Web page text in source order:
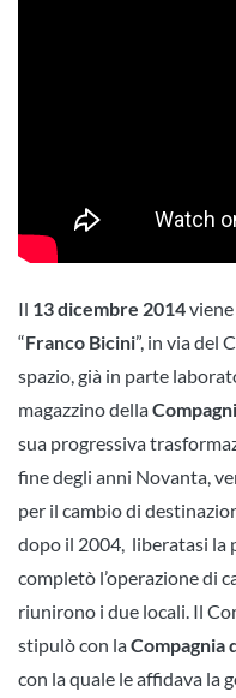
Il 13 dicembre 2014
“Franco Bicini”, in via del
spazio, già in parte
magazzino della
sua progressiva
fine degli anni Novanta,
per il cambio di
dopo il 2004, liberatasi la
completò l’operazione di
riunirono i due locali. Il
stipulò con laCompagnia
con la quale le affidava la